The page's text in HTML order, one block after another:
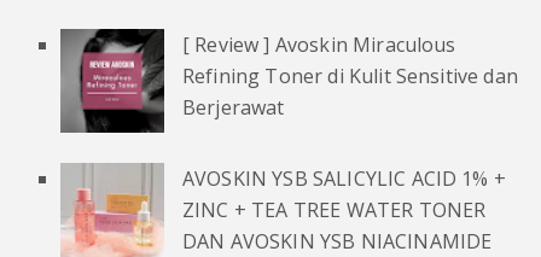
[ Review ] Avoskin Miraculous
Refining Toner di Kulit Sensitive dan
Berjerawat
AVOSKIN YSB SALICYLIC ACID 1% +
ZINC + TEA TREE WATER TONER
DAN AVOSKIN YSB NIACINAMIDE